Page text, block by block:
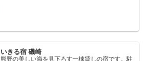
いきる宿 磯崎
熊野の美しい海を見下ろす一棟貸しの宿です。駐